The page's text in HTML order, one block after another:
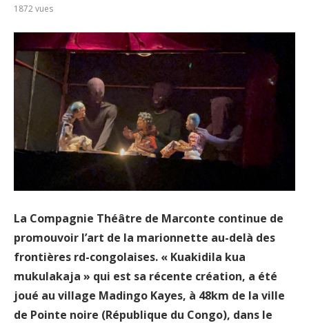
1872vues
La Compagnie Théâtre de Marconte continue de
promouvoir l’art de la marionnette au-delà des
frontières rd-congolaises. « Kuakidila kua
mukulakaja » qui est sa récente création, a été
joué au village Madingo Kayes, à 48km de la ville
de Pointe noire (République du Congo), dans le